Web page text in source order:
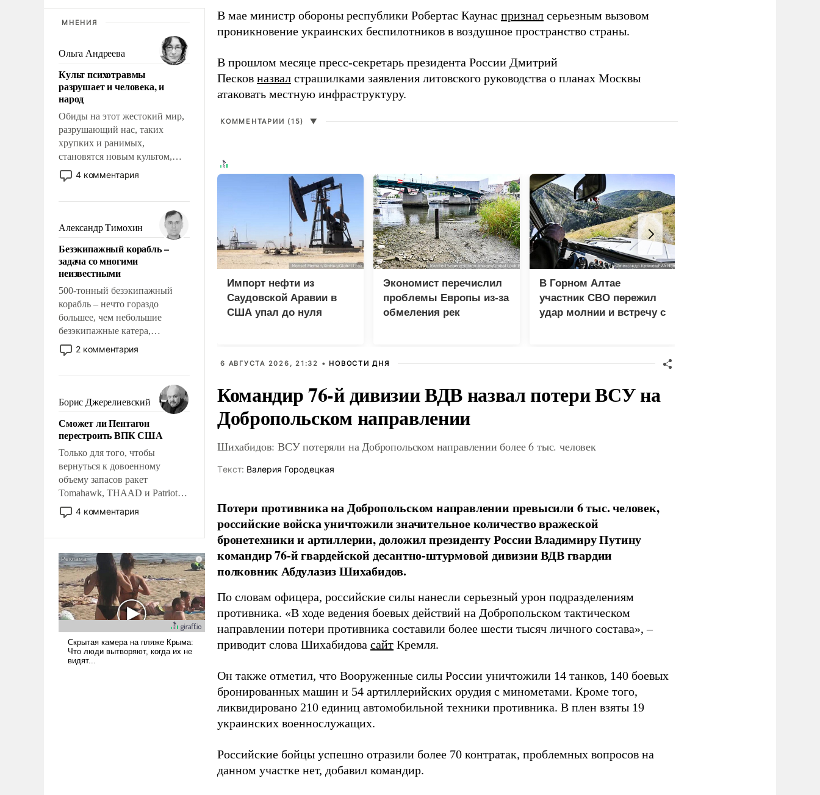
МНЕНИЯ
Ольга Андреева
Культ психотравмы
разрушает и человека, и
народ
Обиды на этот жестокий мир,
разрушающий нас, таких
хрупких и ранимых,
становятся новым культом,
постепенно вытесняя и
отменяя традиционное
мужественным и твердым под
ударами судьбы, брать на себя
ответственность, помогать
слабым, идти вперед и
адаптироваться.
4 комментария
Александр Тимохин
Безэкипажный корабль –
задача со многими
неизвестными
500-тонный безэкипажный
корабль – нечто гораздо
большее, чем небольшие
безэкипажные катера,
применение которых уже
стало обыденностью. Задача по
сложна и амбициозна. Однако
и ее реализация радикально
поднимет наши боевые
возможности.
2 комментария
Борис Джерелиевский
Сможет ли Пентагон
перестроить ВПК США
Только для того, чтобы
вернуться к довоенному
объему запасов ракет
Tomahawk, THAAD и Patriot
США потребуется более трех
лет. Даже небольшая война с
Сложившаяся ситуация
означает многолетний период
уязвимости США, например,
перед Китаем.
4 комментария
В мае министр обороны республики Робертас Каунас признал серьезным вызовом
проникновение украинских беспилотников в воздушное пространство страны.
В прошлом месяце пресс-секретарь президента России Дмитрий
Песков назвал страшилками заявления литовского руководства о планах Москвы
атаковать местную инфраструктуру.
КОММЕНТАРИИ (15) ▼
Импорт нефти из
Саудовской Аравии в
США упал до нуля
Экономист перечислил
проблемы Европы из-за
обмеления рек
В Горном Алтае
участник СВО пережил
удар молнии и встречу с
6 АВГУСТА 2026, 21:32 • НОВОСТИ ДНЯ
Командир 76-й дивизии ВДВ назвал потери ВСУ на
Добропольском направлении
Шихабидов: ВСУ потеряли на Добропольском направлении более 6 тыс. человек
Tекст: Валерия Городецкая
Потери противника на Добропольском направлении превысили 6 тыс. человек,
российские войска уничтожили значительное количество вражеской
бронетехники и артиллерии, доложил президенту России Владимиру Путину
командир 76-й гвардейской десантно-штурмовой дивизии ВДВ гвардии
полковник Абдулазиз Шихабидов.
По словам офицера, российские силы нанесли серьезный урон подразделениям
противника. «В ходе ведения боевых действий на Добропольском тактическом
направлении потери противника составили более шести тысяч личного состава», –
приводит слова Шихабидова сайт Кремля.
Он также отметил, что Вооруженные силы России уничтожили 14 танков, 140 боевых
бронированных машин и 54 артиллерийских орудия с минометами. Кроме того,
ликвидировано 210 единиц автомобильной техники противника. В плен взяты 19
украинских военнослужащих.
Российские бойцы успешно отразили более 70 контратак, проблемных вопросов на
данном участке нет, добавил командир.